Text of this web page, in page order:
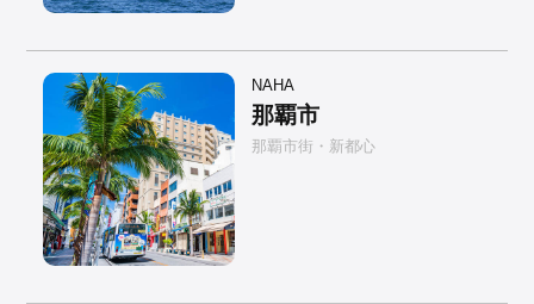
NAHA
那覇市
那覇市街・新都心